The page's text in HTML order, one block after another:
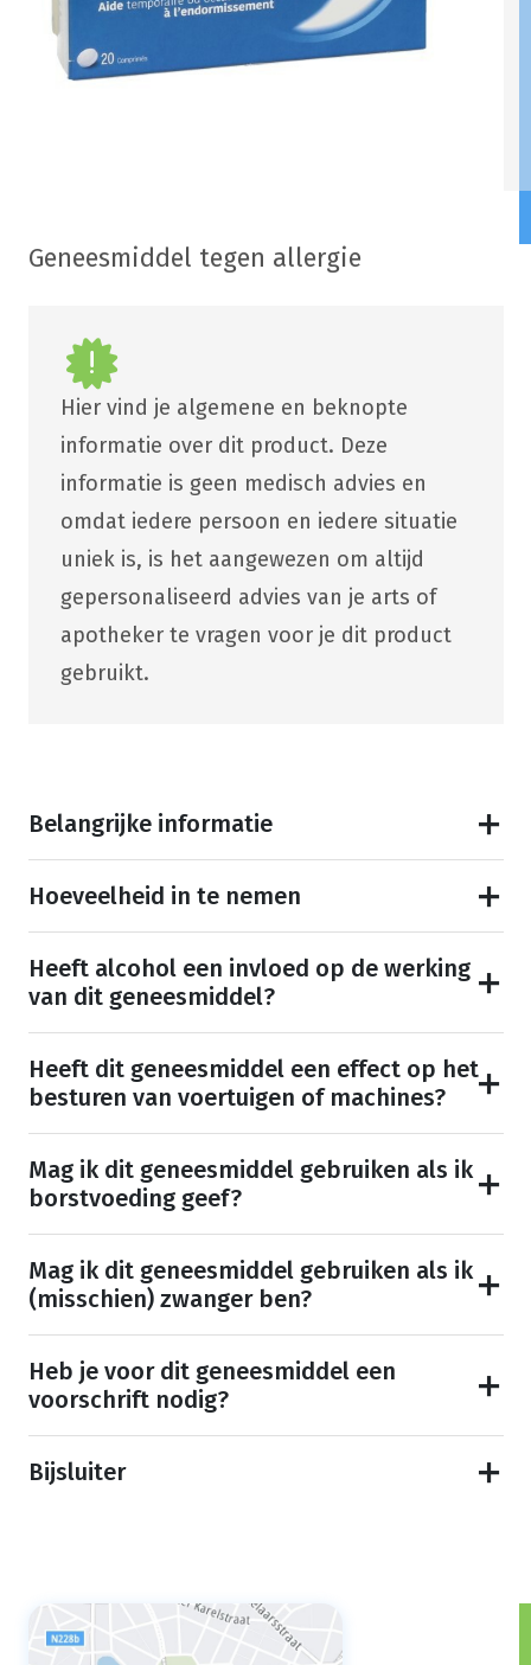
Geneesmiddel tegen allergie
Hier vind je algemene en beknopte
informatie over dit product. Deze
informatie is geen medisch advies en
omdat iedere persoon en iedere situatie
uniek is, is het aangewezen om altijd
gepersonaliseerd advies van je arts of
apotheker te vragen voor je dit product
gebruikt.
Belangrijke informatie
Hoeveelheid in te nemen
Heeft alcohol een invloed op de werking
van dit geneesmiddel?
Heeft dit geneesmiddel een effect op het
besturen van voertuigen of machines?
Mag ik dit geneesmiddel gebruiken als ik
borstvoeding geef?
Mag ik dit geneesmiddel gebruiken als ik
(misschien) zwanger ben?
Heb je voor dit geneesmiddel een
voorschrift nodig?
Bijsluiter